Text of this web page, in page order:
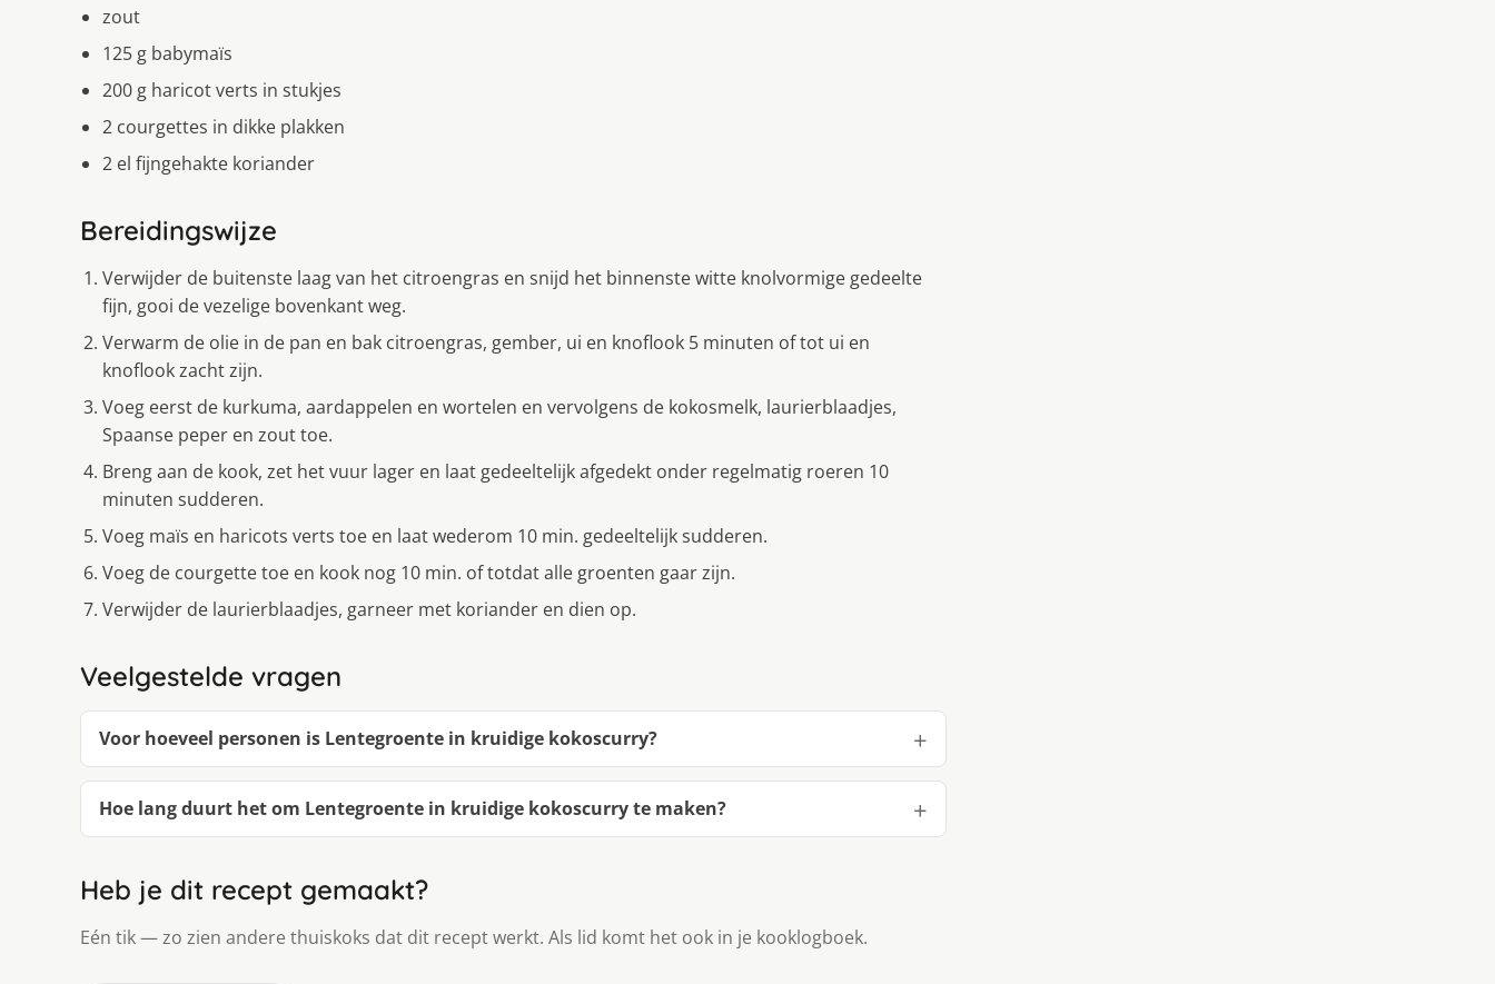
zout
125 g babymaïs
200 g haricot verts in stukjes
2 courgettes in dikke plakken
2 el fijngehakte koriander
Bereidingswijze
Verwijder de buitenste laag van het citroengras en snijd het binnenste witte knolvormige gedeelte
fijn, gooi de vezelige bovenkant weg.
Verwarm de olie in de pan en bak citroengras, gember, ui en knoflook 5 minuten of tot ui en
knoflook zacht zijn.
Voeg eerst de kurkuma, aardappelen en wortelen en vervolgens de kokosmelk, laurierblaadjes,
Spaanse peper en zout toe.
Breng aan de kook, zet het vuur lager en laat gedeeltelijk afgedekt onder regelmatig roeren 10
minuten sudderen.
Voeg maïs en haricots verts toe en laat wederom 10 min. gedeeltelijk sudderen.
Voeg de courgette toe en kook nog 10 min. of totdat alle groenten gaar zijn.
Verwijder de laurierblaadjes, garneer met koriander en dien op.
Veelgestelde vragen
Voor hoeveel personen is Lentegroente in kruidige kokoscurry?
Hoe lang duurt het om Lentegroente in kruidige kokoscurry te maken?
Heb je dit recept gemaakt?
Eén tik — zo zien andere thuiskoks dat dit recept werkt. Als lid komt het ook in je kooklogboek.